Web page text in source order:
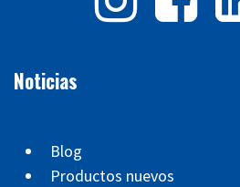
Noticias
Blog
Productos nuevos